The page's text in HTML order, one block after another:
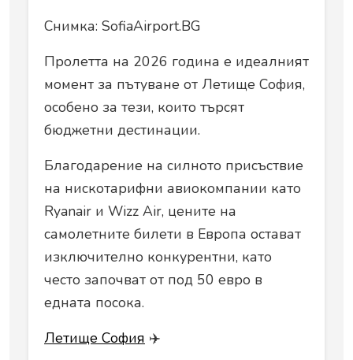
Снимка: SofiaAirport.BG
Пролетта на 2026 година е идеалният
момент за пътуване от Летище София,
особено за тези, които търсят
бюджетни дестинации.
Благодарение на силното присъствие
на нискотарифни авиокомпании като
Ryanair и Wizz Air, цените на
самолетните билети в Европа остават
изключително конкурентни, като
често започват от под 50 евро в
едната посока.
Летище София ✈️